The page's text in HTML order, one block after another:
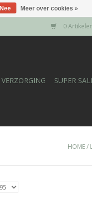
0
VERZORGING SUPER
HOME/
Nee Meer over cookies »